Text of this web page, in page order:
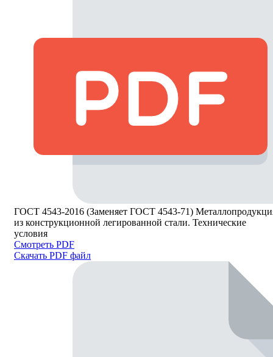
ГОСТ 4543-2016 (Заменяет ГОСТ 4543-71)
из конструкционной легированной стали. Технические
условия
Смотреть PDF
Скачать PDF файл